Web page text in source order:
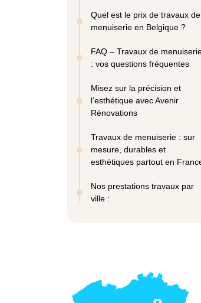
Quel est le prix de travaux de
menuiserie en Belgique ?
FAQ – Travaux de
: vos questions fréquentes
Misez sur la précision et
l’esthétique avec Avenir
Rénovations
Travaux de menuiserie : sur
mesure, durables et
esthétiques partout en
Nos prestations travaux par
ville :